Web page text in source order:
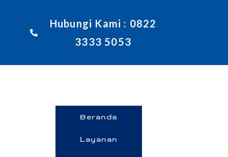
Hubungi Kami : 0822
3333 5053
Beranda
Layanan